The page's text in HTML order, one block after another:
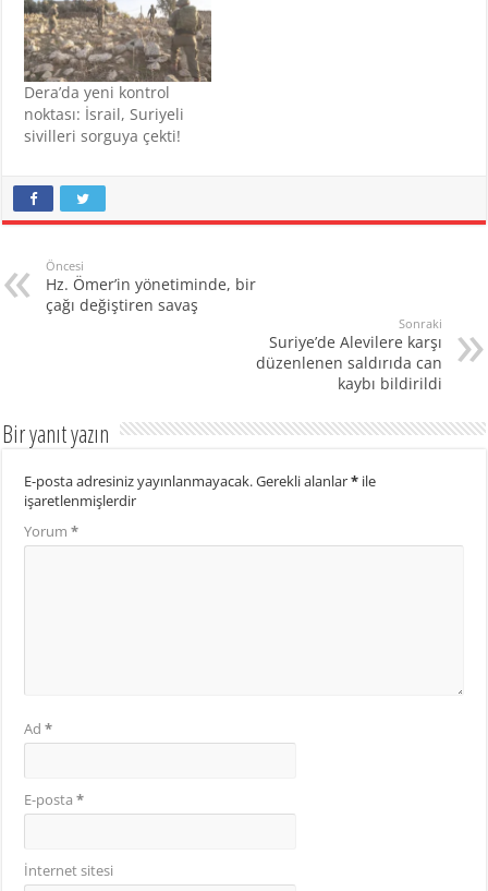
Dera’da yeni kontrol
noktası: İsrail, Suriyeli
sivilleri sorguya çekti!
Öncesi
Hz. Ömer’in yönetiminde, bir
çağı değiştiren savaş
Sonraki
Suriye’de Alevilere karşı
düzenlenen saldırıda can
kaybı bildirildi
Bir yanıt yazın
E-posta adresiniz yayınlanmayacak.Gerekli alanlar* ile
işaretlenmişlerdir
Yorum*
Ad*
E-posta*
İnternet sitesi